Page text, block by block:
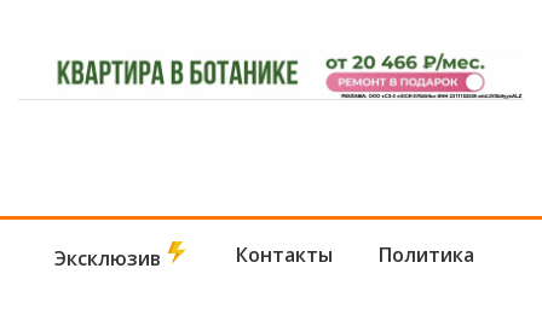
Эксклюзив Контакты Политика